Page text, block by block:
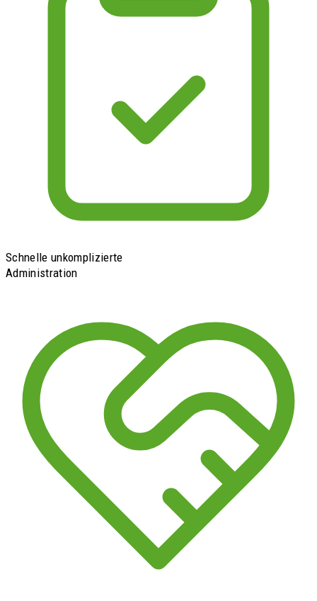
Schnelle unkomplizierte
Administration